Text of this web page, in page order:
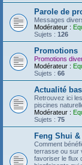
Parole de
Messages
Modérateur :
Sujets : 126
Promotions
Promotions
Modérateur :
Sujets : 66
Actualité
Retrouvez ici
piscines
Modérateur :
Sujets : 75
Feng Shui
Comment
terrasse ou sur
favoriser le flux